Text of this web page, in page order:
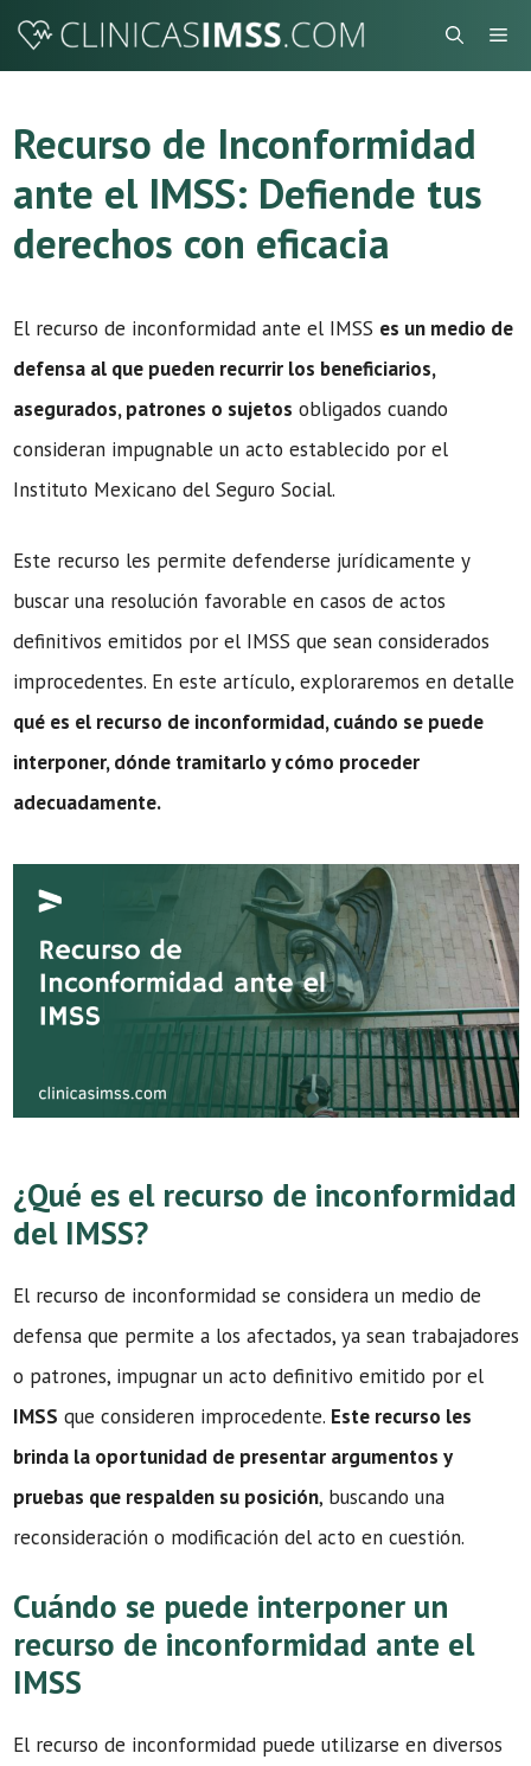
Saltar
Recurso de Inconformidad
ante el IMSS: Defiende tus
derechos con eficacia
El recurso de inconformidad ante el IMSS es un medio de
defensa al que pueden recurrir los beneficiarios,
asegurados, patrones o sujetos obligados cuando
consideran impugnable un acto establecido por el
Instituto Mexicano del Seguro Social.
Este recurso les permite defenderse jurídicamente y
buscar una resolución favorable en casos de actos
definitivos emitidos por el IMSS que sean considerados
improcedentes. En este artículo, exploraremos en detalle
qué es el recurso de inconformidad, cuándo se puede
interponer, dónde tramitarlo y cómo proceder
adecuadamente.
¿Qué es el recurso de inconformidad
del IMSS?
El recurso de inconformidad se considera un medio de
defensa que permite a los afectados, ya sean trabajadores
o patrones, impugnar un acto definitivo emitido por el
IMSS que consideren improcedente. Este recurso les
brinda la oportunidad de presentar argumentos y
pruebas que respalden su posición, buscando una
reconsideración o modificación del acto en cuestión.
Cuándo se puede interponer un
recurso de inconformidad ante el
IMSS
El recurso de inconformidad puede utilizarse en diversos